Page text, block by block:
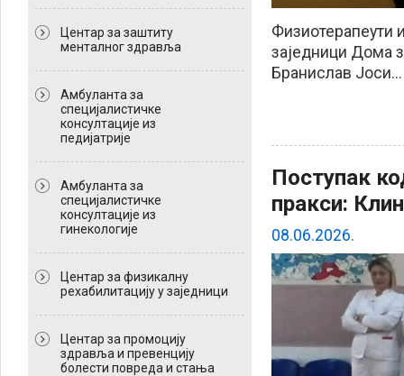
Центар за заштиту
менталног здравља
Амбуланта за
специјалистичке
консултације из
педијатрије
Амбуланта за
специјалистичке
консултације из
гинекологије
Центар за физикалну
рехабилитацију у заједници
Центар за промоцију
здравља и превенцију
болести повреда и стања
Физиотерапеути
заједници Дома
Бранислав Јоси...
Поступак
пракси:
08.06.2026.